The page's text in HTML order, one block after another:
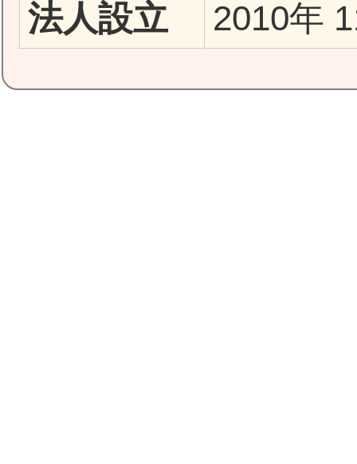
法人設立 2010年